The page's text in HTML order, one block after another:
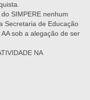
SIMPERE nenhum
Secretaria de Educação
sob a alegação de ser
NA